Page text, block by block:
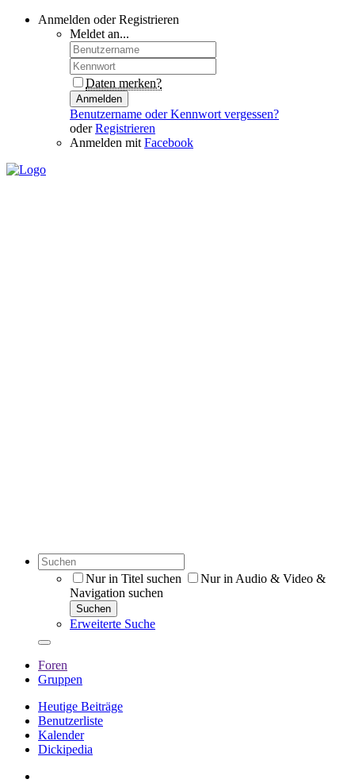
Anmelden oder Registrieren
Meldet an...
Daten merken?
Anmelden
Benutzername oder Kennwort vergessen?
oderRegistrieren
Anmelden mit Facebook
Nur in Titel suchen
Nur in Audio & Video &
Navigation suchen
Suchen
Erweiterte Suche
Foren
Gruppen
Heutige Beiträge
Benutzerliste
Kalender
Dickipedia